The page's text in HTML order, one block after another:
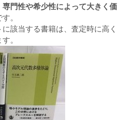
専門性や希少性によって大きく価
。
該当する書籍は、査定時に高く
。